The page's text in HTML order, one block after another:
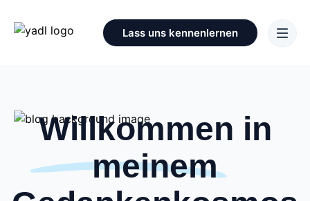
Lass uns kennenlernen
Willkommen in
meinem